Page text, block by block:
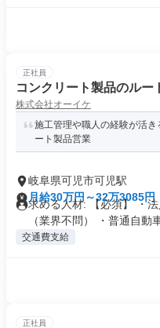
正社員
コンクリート製品のルー
株式会社オーイケ
施工管理や職人の経験が活
ート製品営業
岐阜県可児市可児駅
月給30万円～32万3085円
求める人材: 【必須】 ・
（業界不問） ・普通自動車
交通費支給
正社員